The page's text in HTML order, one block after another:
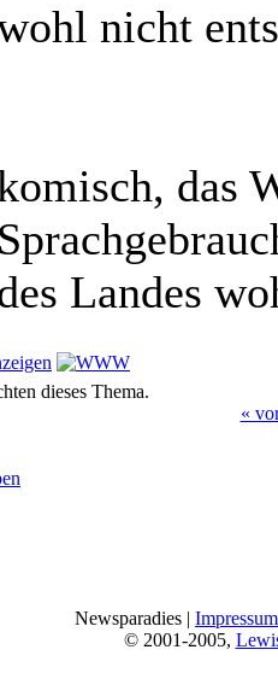
nicht
das
Landes
dieses Thema.
«
Newsparadies | Impressum
© 2001-2005,